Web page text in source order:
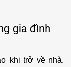
gia đình
khi trở về nhà.